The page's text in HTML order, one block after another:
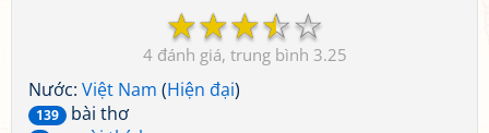
☆
☆
☆
☆
☆
4 3.25
Nước: Việt Nam (Hiện đại)
139 bài thơ